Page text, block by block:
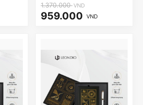
1.370.000VND
959.000 VND